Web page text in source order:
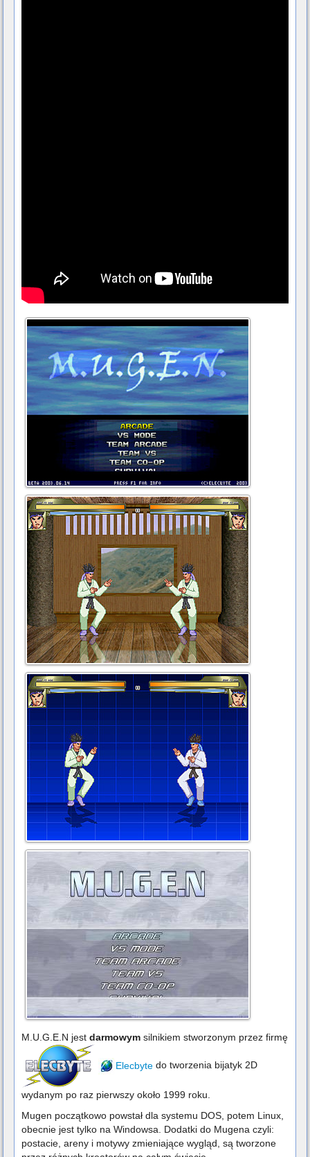
M.U.G.E.N jest darmowym silnikiem stworzonym przez firmę
Elecbyte do tworzenia bijatyk 2D
wydanym po raz pierwszy około 1999 roku.
Mugen początkowo powstał dla systemu DOS, potem Linux,
obecnie jest tylko na Windowsa. Dodatki do Mugena czyli:
postacie, areny i motywy zmieniające wygląd, są tworzone